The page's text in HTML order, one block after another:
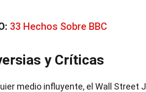
33 Hechos Sobre BBC
y Críticas
medio influyente, el Wall